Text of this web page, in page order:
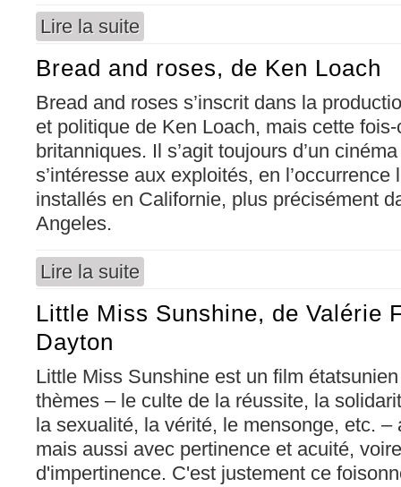
Lire la suite
Bread and roses, de Ken Loach
Bread and roses s’inscrit dans la
et politique de Ken Loach, mais cette
britanniques. Il s’agit toujours d’un
s’intéresse aux exploités, en
installés en Californie, plus précisément
Angeles.
Lire la suite
Little Miss Sunshine, de Valérie
Dayton
Little Miss Sunshine est un film
thèmes – le culte de la réussite, la
la sexualité, la vérité, le mensonge, etc.
mais aussi avec pertinence et acuité,
d'impertinence. C'est justement ce